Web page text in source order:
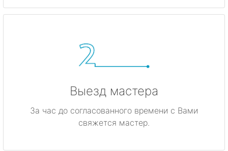
Выезд мастера
За час до согласованного времени с Вами
свяжется мастер.